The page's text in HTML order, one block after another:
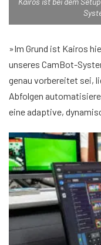
»Im Grund ist Kairos
unseres CamBot-
genau vorbereitet sei,
Abfolgen
eine adaptive,